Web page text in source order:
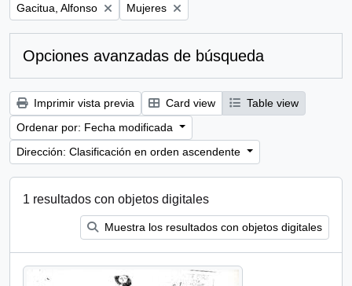
Remove filter:
Gacitua, Alfonso Remove filter:
Mujeres
Opciones avanzadas de búsqueda
Imprimir vista previa Card view
Table view
Ordenar por: Fecha modificada
Dirección: Clasificación en orden ascendente
1 resultados con objetos digitales
Muestra los resultados con objetos digitales